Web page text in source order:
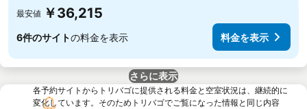
最安値 ￥36,215
6件のサイトの料金を表示 料金を表示
さらに表示
各予約サイトからトリバゴに提供される料金と空室状況は、継続的に
変化しています。そのためトリバゴでご覧になった情報と同じ内容